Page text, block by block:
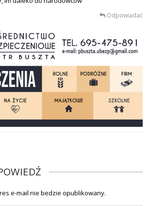
Odpowiadać
e-mail nie bedzie opublikowany.